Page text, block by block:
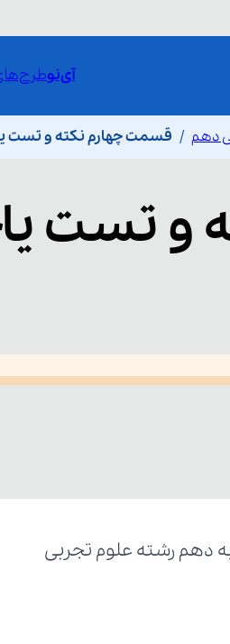
آی‌نو
دهم قسمت چهارم نکته و تست
و تست
دهم رشته علوم تجربی